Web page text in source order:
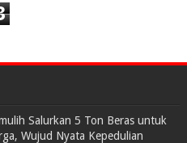
Salurkan 5 Ton Beras untuk
Wujud Nyata Kepedulian